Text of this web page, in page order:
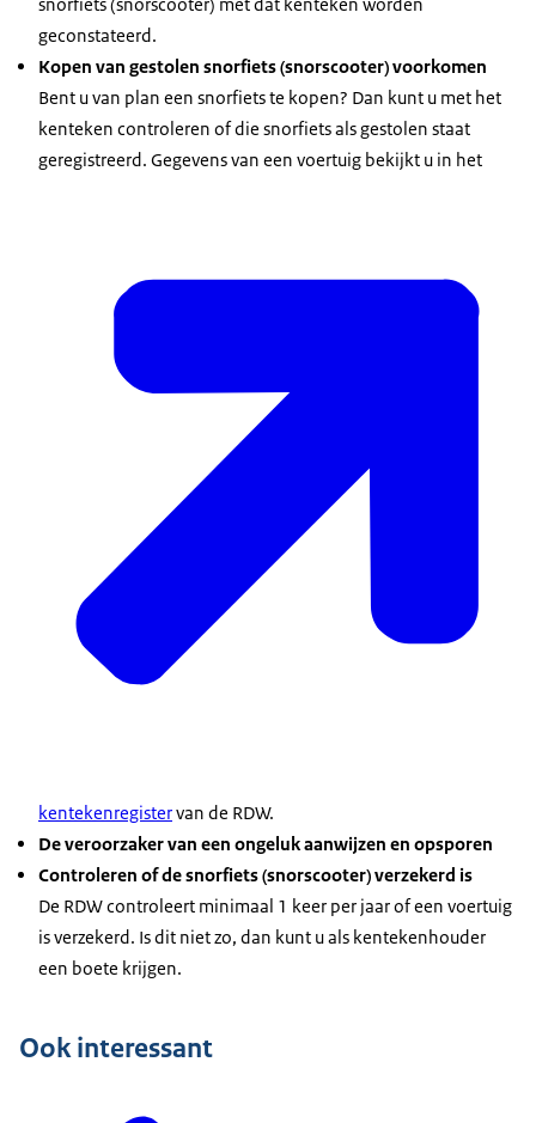
geconstateerd.
Kopen van gestolen snorfiets (snorscooter) voorkomen
Bent u van plan een snorfiets te kopen? Dan kunt u met het
kenteken controleren of die snorfiets als gestolen staat
geregistreerd. Gegevens van een voertuig bekijkt u in het
kentekenregistervan de RDW.
De veroorzaker van een ongeluk aanwijzen en opsporen
Controleren of de snorfiets (snorscooter) verzekerd is
De RDW controleert minimaal 1 keer per jaar of een voertuig
is verzekerd. Is dit niet zo, dan kunt u als kentekenhouder
een boete krijgen.
Ook interessant